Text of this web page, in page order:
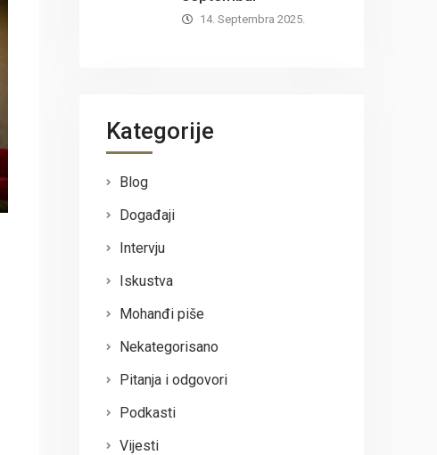
14. Septembra 2025.
Kategorije
Blog
Događaji
Intervju
Iskustva
Mohanđi piše
Nekategorisano
Pitanja i odgovori
Podkasti
Vijesti